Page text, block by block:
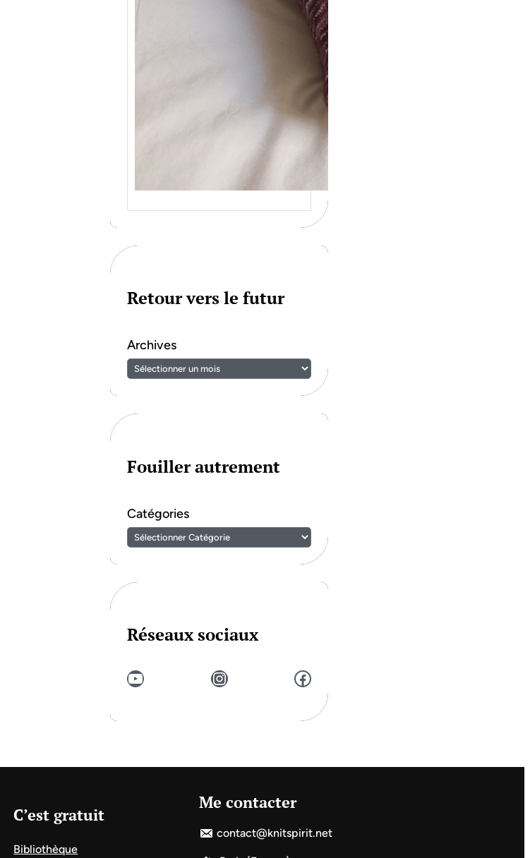
Retour vers le futur
Archives
Fouiller autrement
Catégories
Réseaux sociaux
YouTube Instagram Facebook
C’est gratuit
Bibliothèque
Me contacter
contact@knitspirit.net